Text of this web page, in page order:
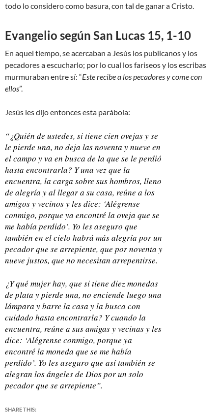
todo lo considero como basura, con tal de ganar a Cristo.
Evangelio según San Lucas 15, 1-10
En aquel tiempo, se acercaban a Jesús los publicanos y los
pecadores a escucharlo; por lo cual los fariseos y los escribas
murmuraban entre sí: “Este recibe a los pecadores y come con
ellos”.
Jesús les dijo entonces esta parábola:
“¿Quién de ustedes, si tiene cien ovejas y se
le pierde una, no deja las noventa y nueve en
el campo y va en busca de la que se le perdió
hasta encontrarla? Y una vez que la
encuentra, la carga sobre sus hombros, lleno
de alegría y al llegar a su casa, reúne a los
amigos y vecinos y les dice: ‘Alégrense
conmigo, porque ya encontré la oveja que se
me había perdido’. Yo les aseguro que
también en el cielo habrá más alegría por un
pecador que se arrepiente, que por noventa y
nueve justos, que no necesitan arrepentirse.
¿Y qué mujer hay, que si tiene diez monedas
de plata y pierde una, no enciende luego una
lámpara y barre la casa y la busca con
cuidado hasta encontrarla? Y cuando la
encuentra, reúne a sus amigas y vecinas y les
dice: ‘Alégrense conmigo, porque ya
encontré la moneda que se me había
perdido’. Yo les aseguro que así también se
alegran los ángeles de Dios por un solo
pecador que se arrepiente”.
SHARE THIS: